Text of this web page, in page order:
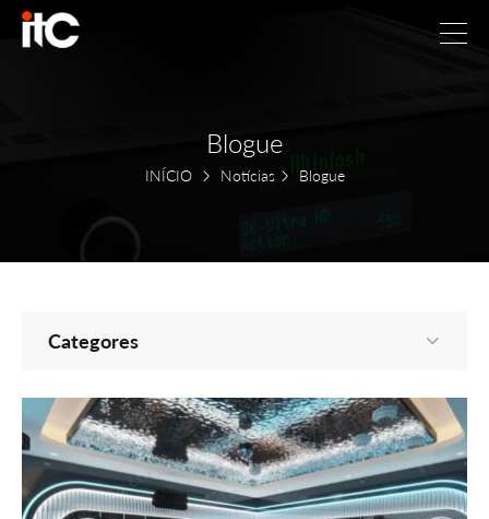
Blogue
INÍCIO Notícias Blogue
Categores